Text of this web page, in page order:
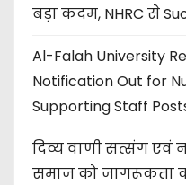
बड़ा कदम, NHRC से
Al-Falah University
Notification Out for
Supporting Staff
दिव्य वाणी सत्संग एवं
समाज को जागरूकता